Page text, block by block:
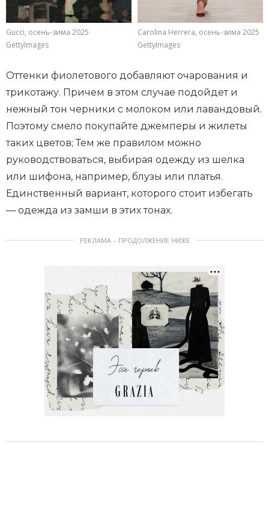
Gucci, осень-зима 2025
GettyImages
Carolina Herrera, осень-зима 2025
GettyImages
Оттенки фиолетового добавляют очарования и
трикотажу. Причем в этом случае подойдет и
нежный тон черники с молоком или лавандовый.
Поэтому смело покупайте джемперы и жилеты
таких цветов; Тем же правилом можно
руководствоваться, выбирая одежду из шелка
или шифона, например, блузы или платья.
Единственный вариант, которого стоит избегать
— одежда из замши в этих тонах.
РЕКЛАМА – ПРОДОЛЖЕНИЕ НИЖЕ